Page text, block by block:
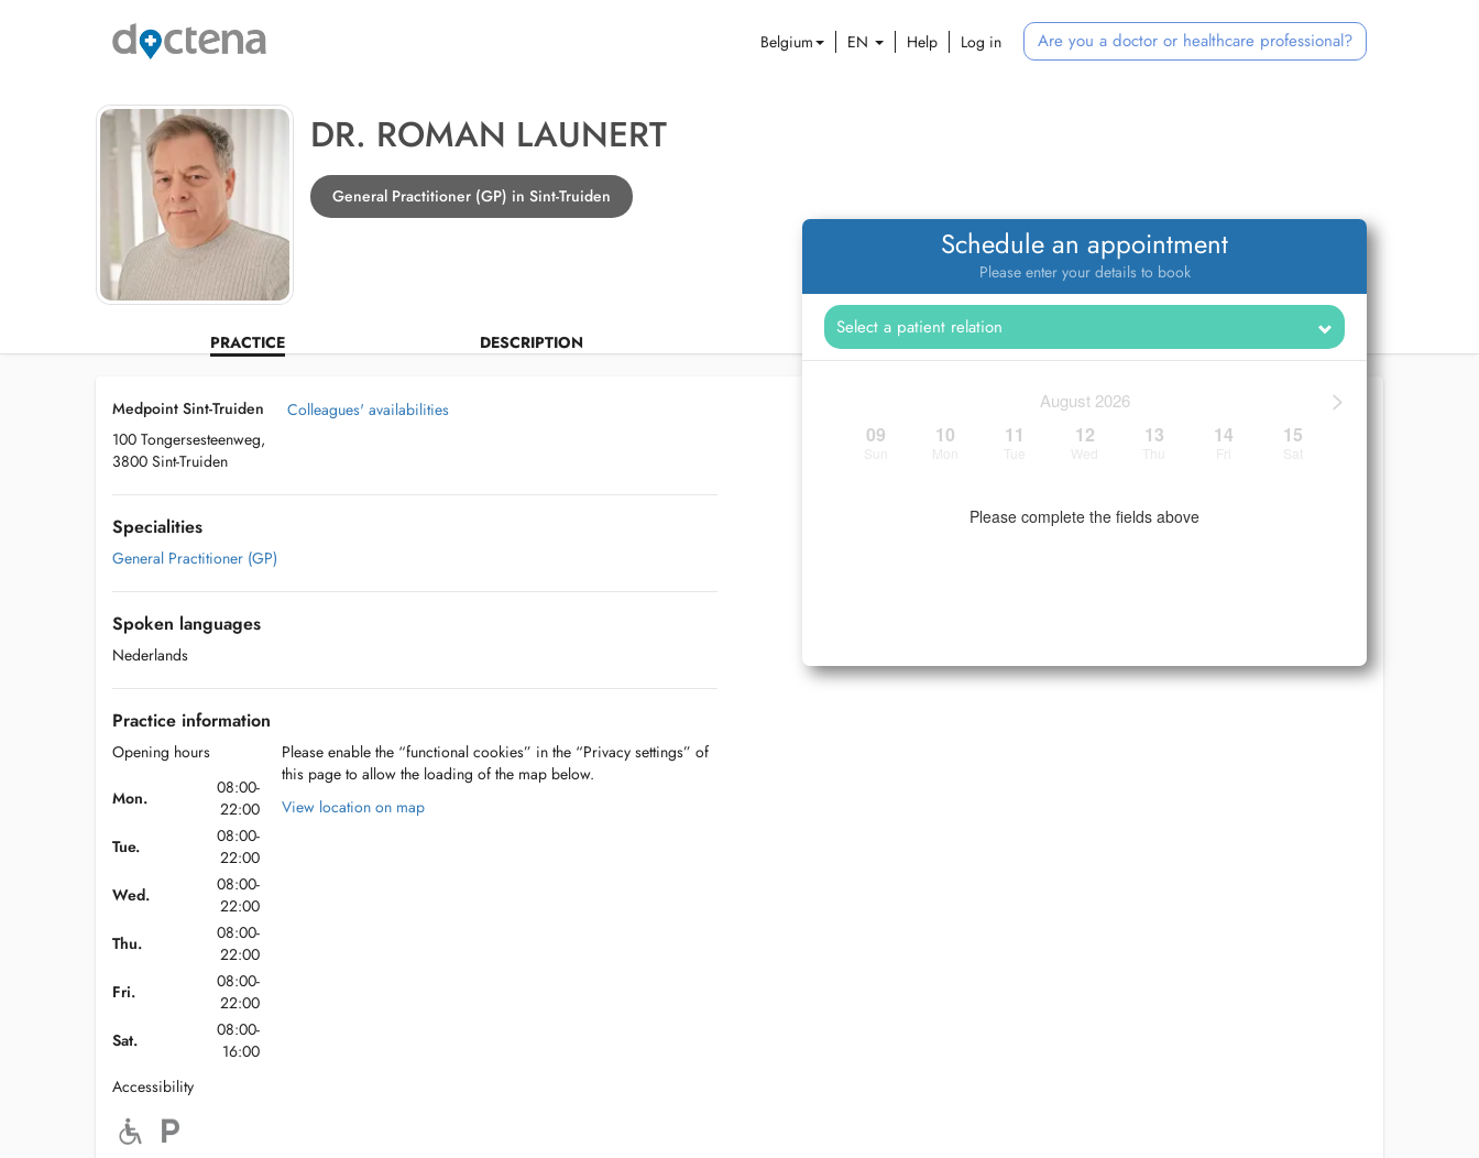
Belgium EN Help Log in Are you a doctor or healthcare professional?
DR. ROMAN LAUNERT
General Practitioner (GP) in Sint-Truiden
PRACTICE DESCRIPTION
Schedule an appointment
Please enter your details to book
>
August 2026
09 10 11 12 13 14 15
Please complete the fields above
Medpoint Sint-Truiden
100 Tongersesteenweg,
3800 Sint-Truiden
Colleagues' availabilities
Specialities
General Practitioner (GP)
Spoken languages
Nederlands
Practice information
Opening hours
Mon.
08:00-
22:00
Tue.
08:00-
22:00
Wed.
08:00-
22:00
Thu.
08:00-
22:00
Fri.
08:00-
22:00
Sat.
08:00-
16:00
Accessibility
Please enable the “functional cookies” in the “Privacy settings” of
this page to allow the loading of the map below.
View location on map